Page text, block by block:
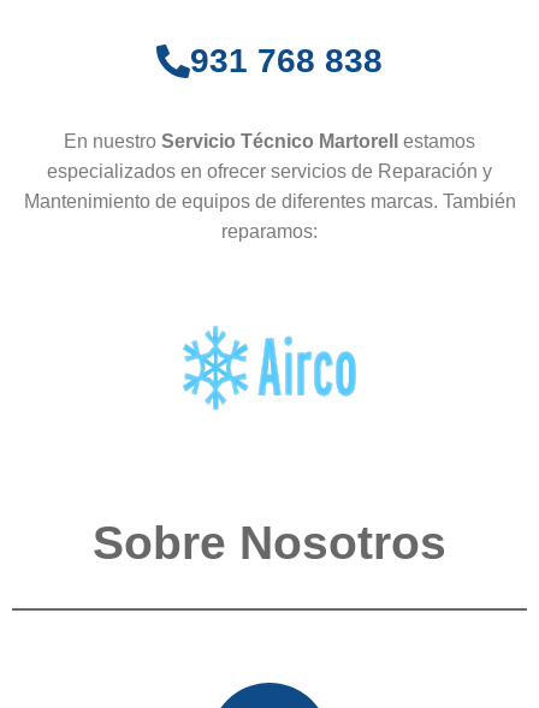
931 768 838
En nuestro Servicio Técnico Martorell estamos
especializados en ofrecer servicios de Reparación y
Mantenimiento de equipos de diferentes marcas. También
reparamos:
Sobre Nosotros